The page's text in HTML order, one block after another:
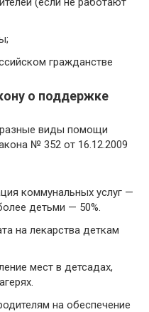
гражданстве
о поддержке
виды помощи
№ 352 от 16.12.2009
коммунальных услуг —
детьми — 50%.
на лекарства деткам
мест в детсадах,
на обеспечение